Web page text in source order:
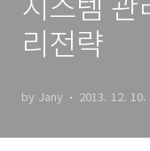
리전략
by Jany 2013. 12. 10.